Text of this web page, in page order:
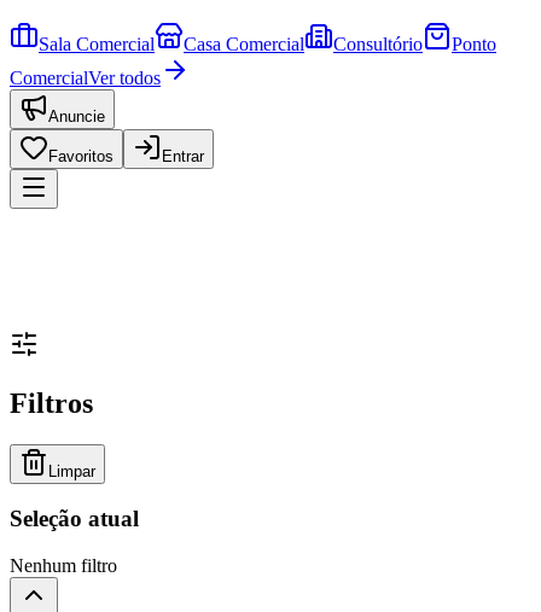
Sala Comercial Casa Comercial Consultório
Ponto
ComercialVer todos
Anuncie
Favoritos Entrar
Filtros
Limpar
Seleção atual
Nenhum filtro